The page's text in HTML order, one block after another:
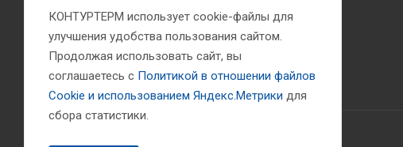
КОНТУРТЕРМ использует cookie-файлы для
улучшения удобства пользования сайтом.
Продолжая использовать сайт, вы
соглашаетесь с Политикой в отношении файлов
Сookie и использованием Яндекс.Метрики для
сбора статистики.